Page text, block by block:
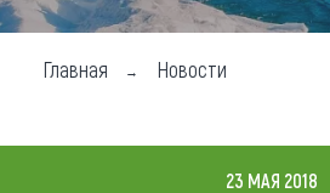
Чем заняться
Где остановиться
Главная Новости
23 МАЯ 2018